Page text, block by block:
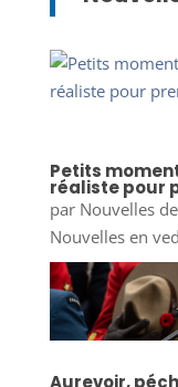
Petits
réaliste pour
par Nouvelles
Nouvelles en
Aurevoir,